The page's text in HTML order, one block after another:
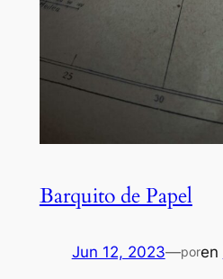
Barquito de Papel
Jun 12, 2023—poren